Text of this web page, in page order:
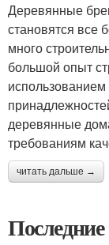
Деревянные
становятся все
много
большой опыт
деревянные
требованиям
читать дальше →
Последние